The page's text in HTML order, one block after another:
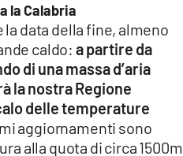
la Calabria
data della fine, almeno
caldo: a partire da
di una massa d’aria
la nostra Regione
delle temperature
aggiornamenti sono
alla quota di circa 1500m